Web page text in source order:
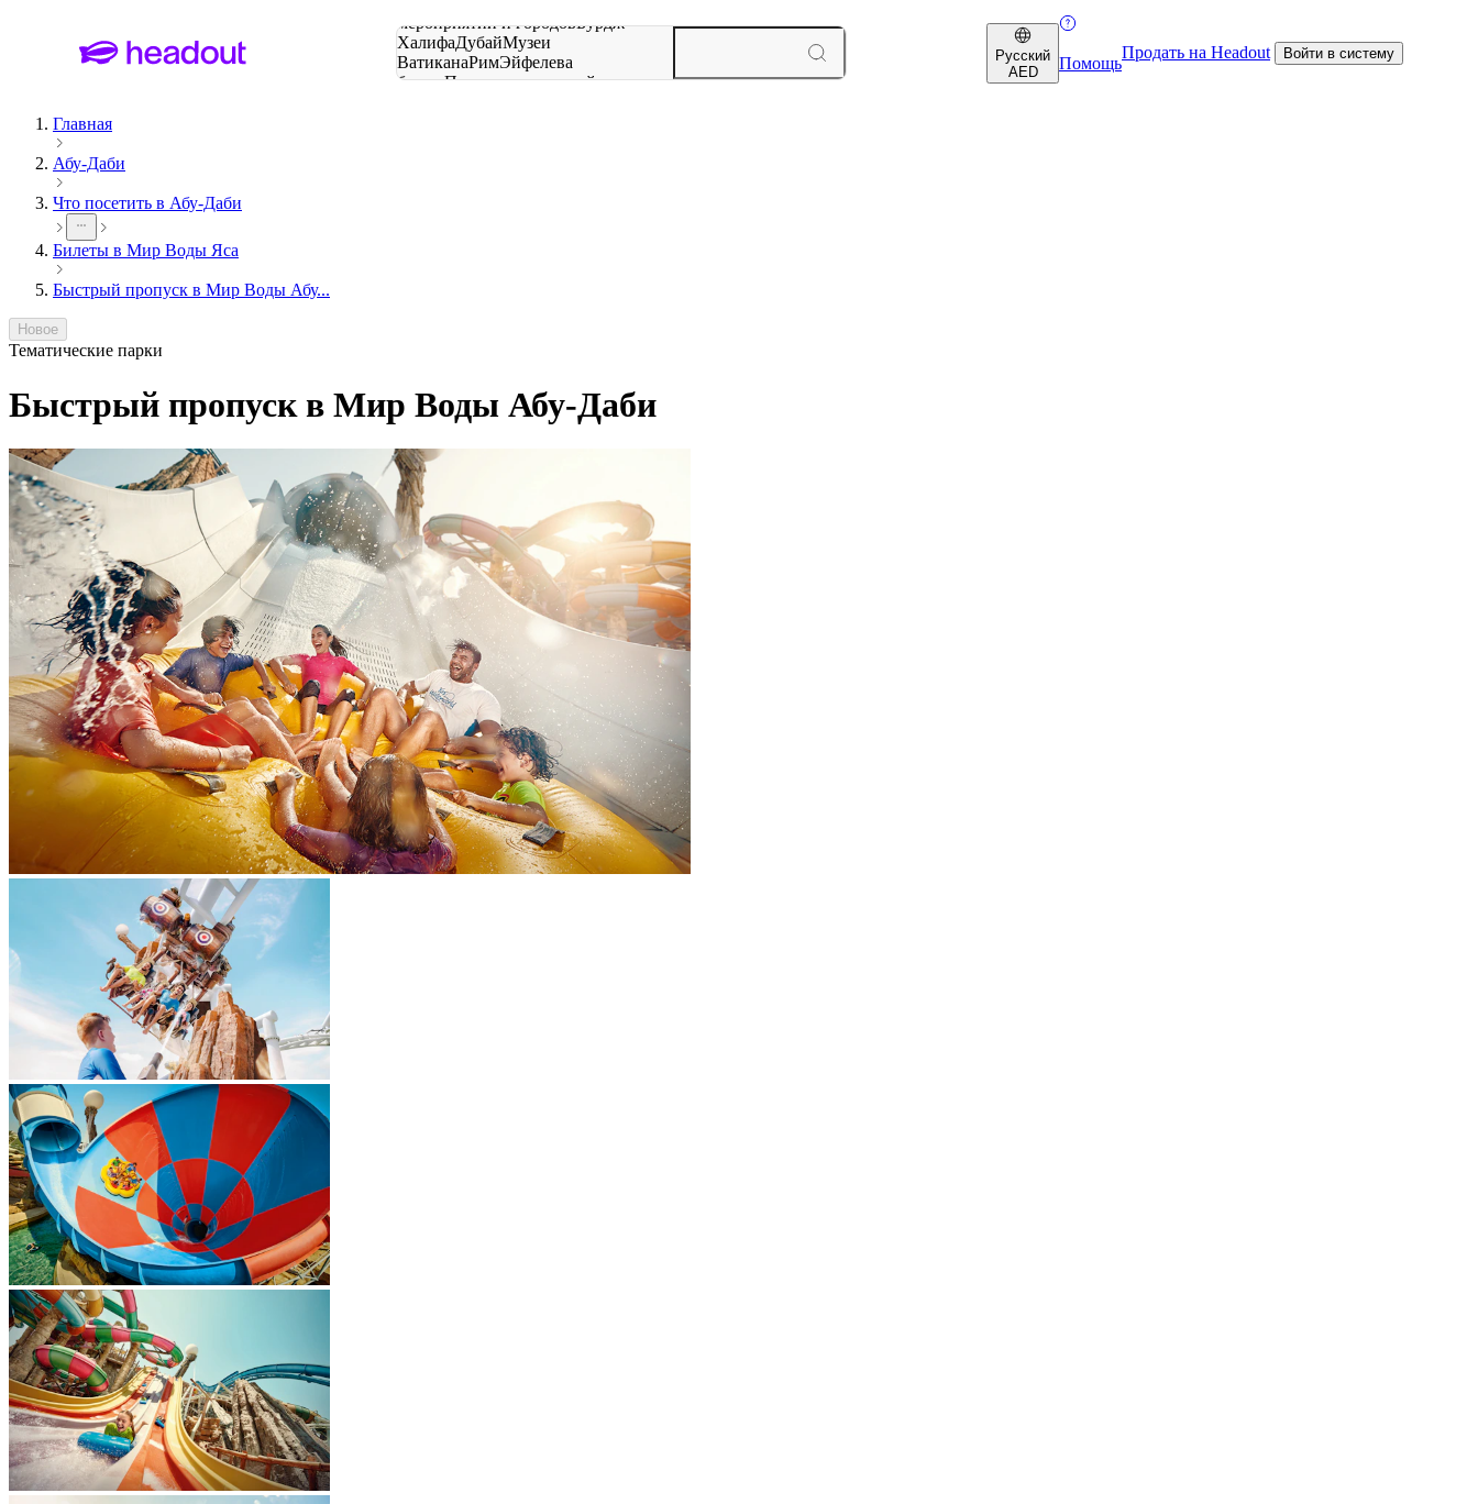
мероприятий и городовБурдж-
ХалифаДубайМузеи
ВатиканаРимЭйфелева
башняПарижмероприятий и
Русский
AED
Помощь
Продать на Headout Войти в систему
Главная
Абу-Даби
Что посетить в Абу-Даби
Билеты в Мир Воды Яса
Быстрый пропуск в Мир Воды Абу...
Новое
Тематические парки
Быстрый пропуск в Мир Воды Абу-Даби